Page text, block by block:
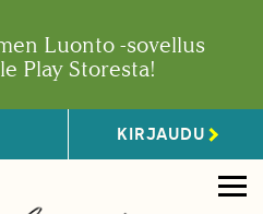
Luonto -sovellus
Play Storesta!
KIRJAUDU